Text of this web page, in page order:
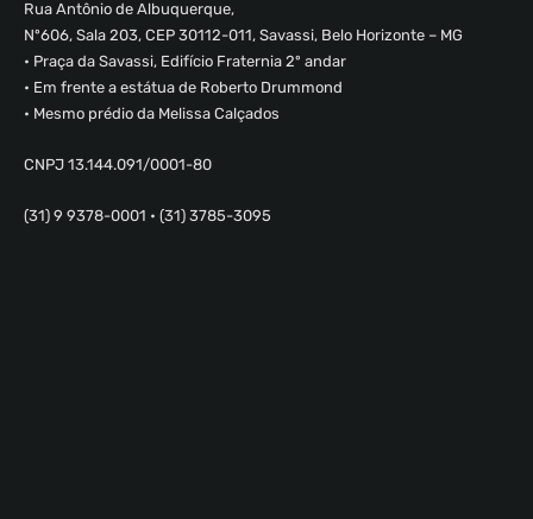
Rua Antônio de Albuquerque,
Nº606, Sala 203, CEP 30112-011, Savassi, Belo Horizonte – MG
• Praça da Savassi, Edifício Fraternia 2º andar
• Em frente a estátua de Roberto Drummond
• Mesmo prédio da Melissa Calçados
CNPJ 13.144.091/0001-80
(31) 9 9378-0001 • (31) 3785-3095